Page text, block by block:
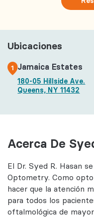
Ubicaciones
1 Jamaica Estates
180-05 Hillside Ave.
Queens, NY 11432
Acerca De
El Dr. Syed R. Hasan
Optometry. Como
hacer que la atención
para todos los
oftalmológica de